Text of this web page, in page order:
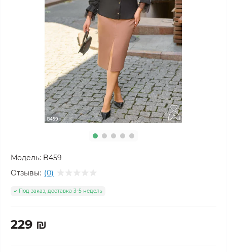
Модель: B459
Отзывы: (0)
Под заказ, доставка 3-5 недель
229 ₪